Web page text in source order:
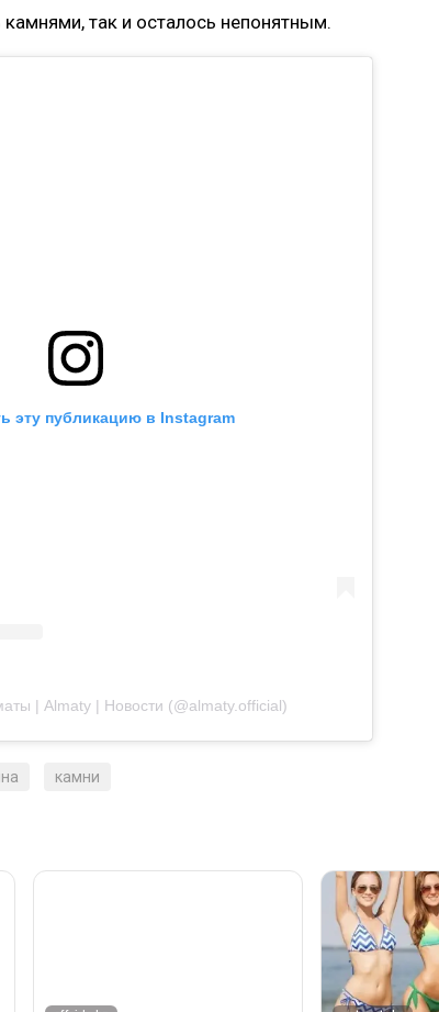
так и осталось непонятным.
эту публикацию в Instagram
| Almaty | Новости (@almaty.official)
камни